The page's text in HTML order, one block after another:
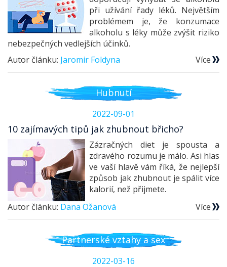
při užívání řady léků. Největším
problémem je, že konzumace
alkoholu s léky může zvýšit riziko
nebezpečných vedlejších účinků.
Autor článku: Jaromir Foldyna Více
Hubnutí
2022-09-01
10 zajímavých tipů jak zhubnout břicho?
Zázračných diet je spousta a
zdravého rozumu je málo. Asi hlas
ve vaší hlavě vám říká, že nejlepší
způsob jak zhubnout je spálit více
kalorií, než přijmete.
Autor článku: Dana Ožanová Více
Partnerské vztahy a sex
2022-03-16